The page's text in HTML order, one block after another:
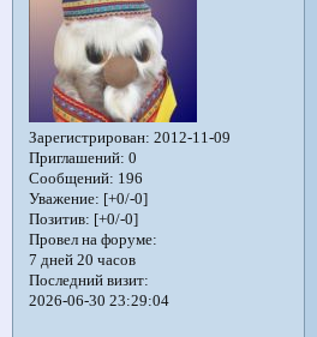
Зарегистрирован: 2012-11-09
Приглашений: 0
Сообщений: 196
Уважение: [+0/-0]
Позитив: [+0/-0]
Провел на форуме:
7 дней 20 часов
Последний визит:
2026-06-30 23:29:04